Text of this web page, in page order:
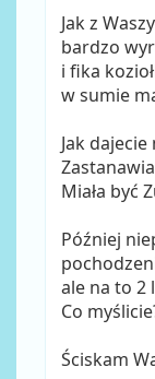
Jak z
bardzo
i fika
w sumie
Jak
Miała być
Później
ale na to 2
Co
Ściskam